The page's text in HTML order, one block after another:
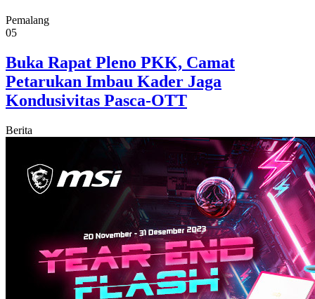
Pemalang
05
Buka Rapat Pleno PKK, Camat
Petarukan Imbau Kader Jaga
Kondusivitas Pasca-OTT
Berita